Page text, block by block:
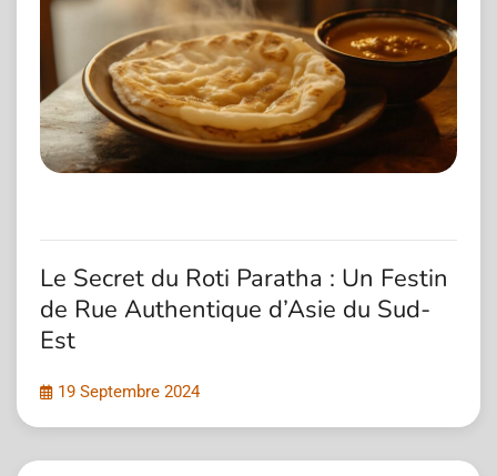
Le Secret du Roti Paratha : Un Festin
de Rue Authentique d’Asie du Sud-
Est
19 Septembre 2024